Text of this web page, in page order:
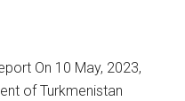
On 10 May, 2023,
of Turkmenistan